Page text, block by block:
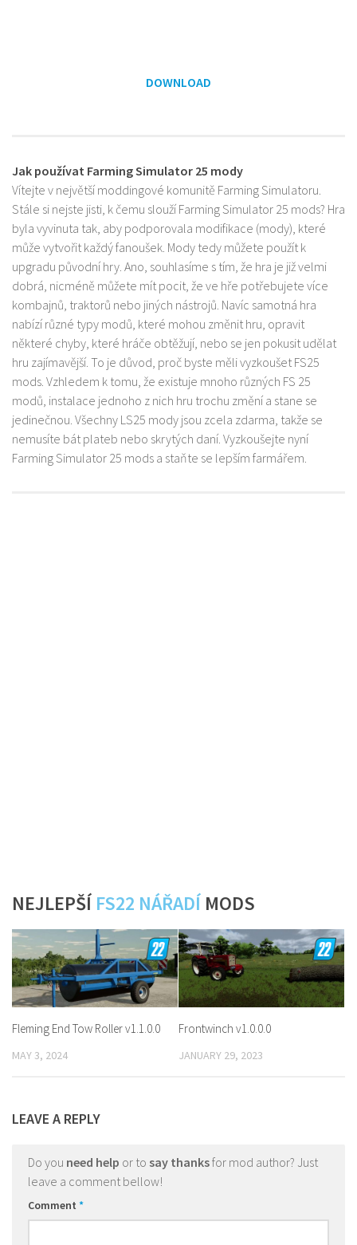
DOWNLOAD
Jak používat Farming Simulator 25 mody
Vítejte v největší moddingové komunitě Farming Simulatoru.
Stále si nejste jisti, k čemu slouží Farming Simulator 25 mods? Hra
byla vyvinuta tak, aby podporovala modifikace (mody), které
může vytvořit každý fanoušek. Mody tedy můžete použít k
upgradu původní hry. Ano, souhlasíme s tím, že hra je již velmi
dobrá, nicméně můžete mít pocit, že ve hře potřebujete více
kombajnů, traktorů nebo jiných nástrojů. Navíc samotná hra
nabízí různé typy modů, které mohou změnit hru, opravit
některé chyby, které hráče obtěžují, nebo se jen pokusit udělat
hru zajímavější. To je důvod, proč byste měli vyzkoušet FS25
mods. Vzhledem k tomu, že existuje mnoho různých FS 25
modů, instalace jednoho z nich hru trochu změní a stane se
jedinečnou. Všechny LS25 mody jsou zcela zdarma, takže se
nemusíte bát plateb nebo skrytých daní. Vyzkoušejte nyní
Farming Simulator 25 mods a staňte se lepším farmářem.
NEJLEPŠÍ FS22 NÁŘADÍ MODS
Fleming End Tow Roller v1.1.0.0
MAY 3, 2024
Frontwinch v1.0.0.0
JANUARY 29, 2023
LEAVE A REPLY
Do you need help or to say thanksfor mod author? Just
leave a comment bellow!
Comment *